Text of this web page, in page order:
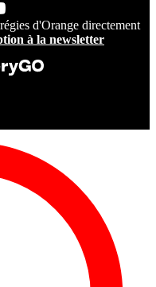
d'Orange directement
à la newsletter